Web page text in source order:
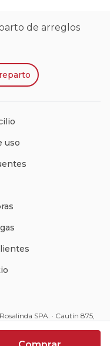
de arreglos
uso
SPA. · Cautín 875,